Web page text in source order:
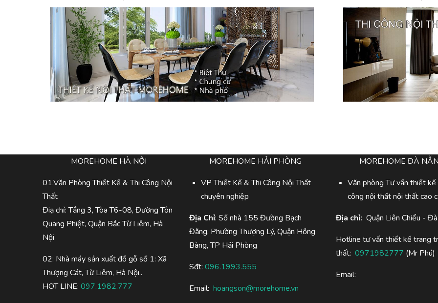
MOREHOME HÀ NỘI
01.Văn Phòng Thiết Kế & Thi Công Nội
Thất
Điạ chỉ: Tầng 3, Tòa T6-08, Đường Tôn
Quang Phiệt, Quận Bắc Từ Liêm, Hà
Nội
02: Nhà máy sản xuất đồ gỗ số 1: Xã
Thượng Cát, Từ Liêm, Hà Nội..
HOT LINE: 097.1982.777
MOREHOME HẢI PHÒNG
VP Thiết Kế & Thi Công Nội Thất
chuyên nghiệp
Địa Chỉ: Số nhà 155 Đường Bạch
Đằng, Phường Thượng Lý, Quận Hồng
Bàng, TP Hải Phòng
Sđt: 096.1993.555
Email: hoangson@morehome.vn
MOREHOME ĐÀ
Văn phòng Tư vấn thiết
công nội thất nội thất cao
Địa chỉ: Quận Liên Chiểu -
Hotline tư vấn thiết kế trang
thất: 0971982777 (Mr Phú)
Email: